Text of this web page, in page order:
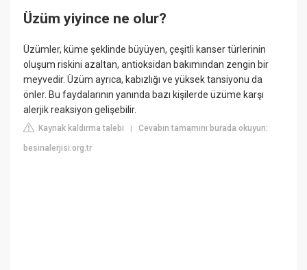
Üzüm yiyince ne olur?
Üzümler, küme şeklinde büyüyen, çeşitli kanser türlerinin
oluşum riskini azaltan, antioksidan bakımından zengin bir
meyvedir. Üzüm ayrıca, kabızlığı ve yüksek tansiyonu da
önler. Bu faydalarının yanında bazı kişilerde üzüme karşı
alerjik reaksiyon gelişebilir.
Kaynak kaldırma talebi |Cevabın tamamını burada okuyun:
besinalerjisi.org.tr